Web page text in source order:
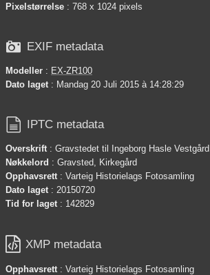
Pixelstørrelse : 768 x 1024 pixels
 EXIF metadata
Modeller : EX-ZR100
Dato laget : Mandag 20 Juli 2015 à 14:28:29
 IPTC metadata
Overskrift : Gravstedet til Ingeborg Hasle Vestgård
Nøkkelord : Gravsted, Kirkegård
Opphavsrett : Varteig Historielags Fotosamling
Dato laget : 20150720
Tid for laget : 142829
 XMP metadata
Opphavsrett : Varteig Historielags Fotosamling